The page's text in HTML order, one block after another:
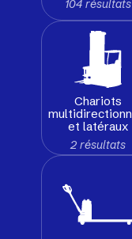
104 résultats
Chariots
et latéraux
2 résultats